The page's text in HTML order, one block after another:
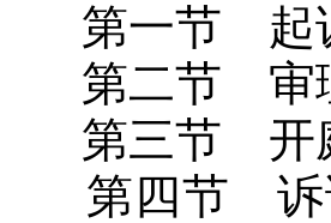
节 起诉
节 审理
节 开庭
节 诉讼